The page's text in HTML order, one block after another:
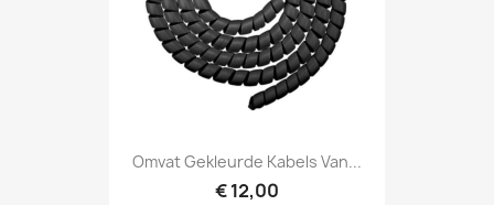
Omvat Gekleurde Kabels Van...
€ 12,00